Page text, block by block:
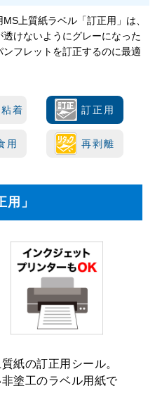
上質紙ラベル「訂正用」は、
けないようにグレーになった
フレットを訂正するのに最適
着 訂正用
用 再剥離
」
紙の訂正用シール。
塗工のラベル用紙で